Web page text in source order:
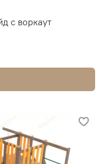
с воркаут